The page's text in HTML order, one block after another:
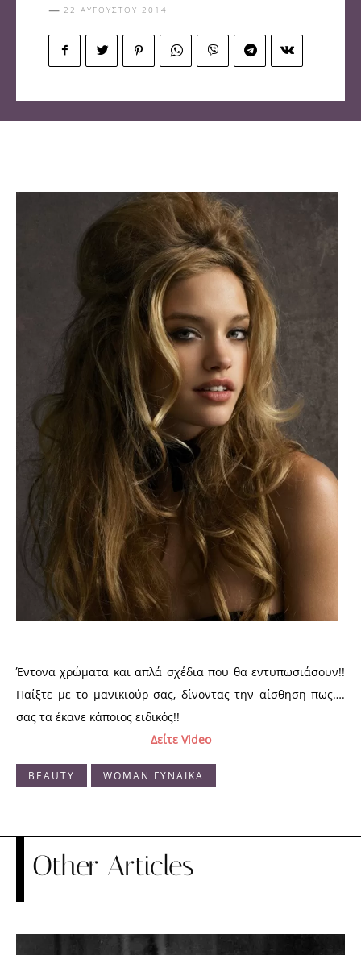
22 ΑΥΓΟΎΣΤΟΥ 2014
Έντονα χρώματα και απλά σχέδια που θα εντυπωσιάσουν!!
Παίξτε με το μανικιούρ σας, δίνοντας την αίσθηση πως….
σας τα έκανε κάποιος ειδικός!!
Δείτε Video
BEAUTY WOMAN ΓΥΝΑΙΚΑ
Other Articles